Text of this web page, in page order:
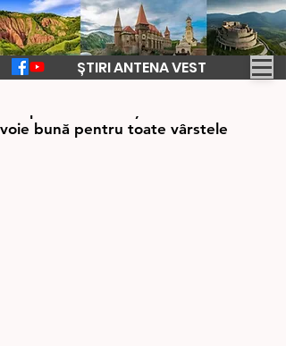
ȘTIRI ANTENA VEST
voie bună pentru toate vârstele